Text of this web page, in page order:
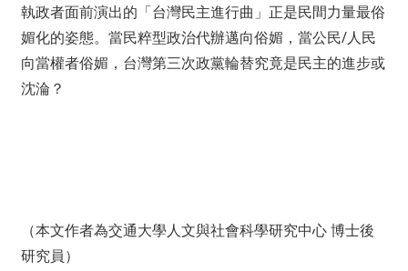
執政者面前演出的「台灣民主進行曲」正是民間力量最俗
媚化的姿態。當民粹型政治代辦邁向俗媚，當公民/人民
向當權者俗媚，台灣第三次政黨輪替究竟是民主的進步或
沈淪？
（本文作者為交通大學人文與社會科學研究中心 博士後
研究員）